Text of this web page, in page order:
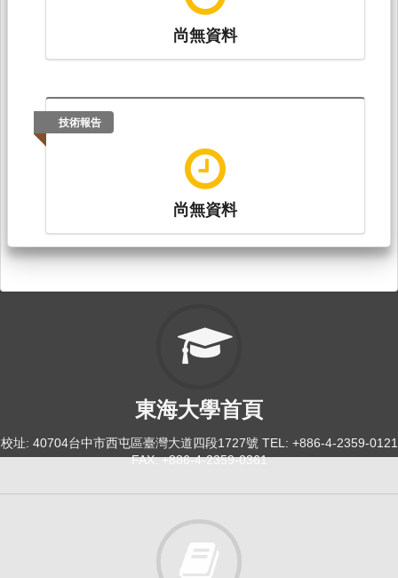
尚無資料
技術報告
尚無資料
東海大學首頁
校址: 40704台中市西屯區臺灣大道四段1727號 TEL: +886-4-2359-0121
FAX: +886-4-2359-0361